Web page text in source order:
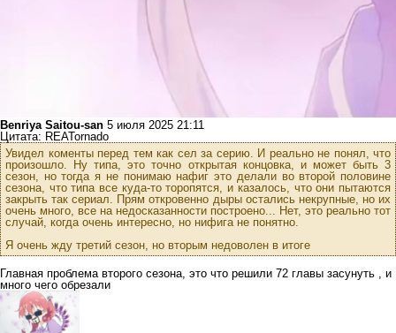
Benriya Saitou-san 5 июля 2025 21:11
Цитата: REATornado
Увидел коменты перед тем как сел за серию. И реально не понял, что
произошло. Ну типа, это точно открытая концовка, и может быть 3
сезон, но тогда я не понимаю нафиг это делали во второй половине
сезона, что типа все куда-то торопятся, и казалось, что они пытаются
закрыть так сериал. Прям откровенно дыры остались некрупные, но их
очень много, все на недосказанности построено... Нет, это реально тот
случай, когда очень интересно, но нифига не понятно.
Я очень жду третий сезон, но вторым недоволен в итоге
Главная проблема второго сезона, это что решили 72 главы засунуть , и
много чего обрезали